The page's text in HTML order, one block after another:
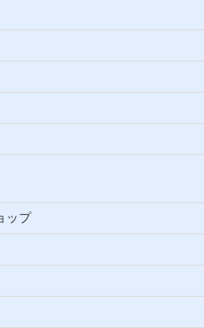
ップ